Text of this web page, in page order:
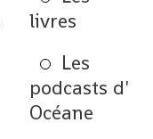
livres
Les
podcasts d'
Océane